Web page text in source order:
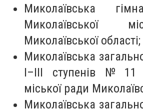
Миколаївська
Миколаївської
Миколаївської області;
Миколаївська
I–III ступенів № 11
міської ради
Миколаївська